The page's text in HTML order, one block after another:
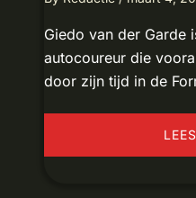
Giedo van der Garde
autocoureur die
door zijn tijd in de